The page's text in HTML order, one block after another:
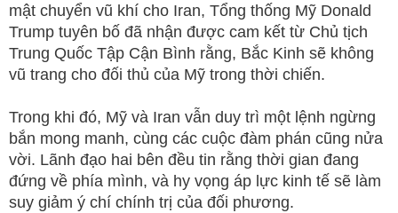
mật chuyển vũ khí cho Iran, Tổng thống Mỹ Donald
Trump tuyên bố đã nhận được cam kết từ Chủ tịch
Trung Quốc Tập Cận Bình rằng, Bắc Kinh sẽ không
vũ trang cho đối thủ của Mỹ trong thời chiến.
Trong khi đó, Mỹ và Iran vẫn duy trì một lệnh ngừng
bắn mong manh, cùng các cuộc đàm phán cũng nửa
vời. Lãnh đạo hai bên đều tin rằng thời gian đang
đứng về phía mình, và hy vọng áp lực kinh tế sẽ làm
suy giảm ý chí chính trị của đối phương.